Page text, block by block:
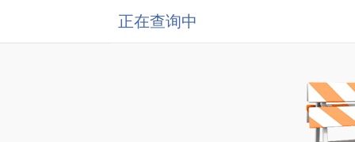
正在查询中